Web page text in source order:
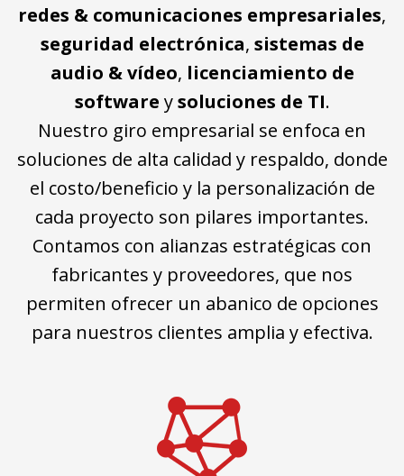
redes & comunicaciones empresariales,
seguridad electrónica, sistemas de
audio & vídeo, licenciamiento de
software ysoluciones de TI.
Nuestro giro empresarial se enfoca en
soluciones de alta calidad y respaldo, donde
el costo/beneficio y la personalización de
cada proyecto son pilares importantes.
Contamos con alianzas estratégicas con
fabricantes y proveedores, que nos
permiten ofrecer un abanico de opciones
para nuestros clientes amplia y efectiva.